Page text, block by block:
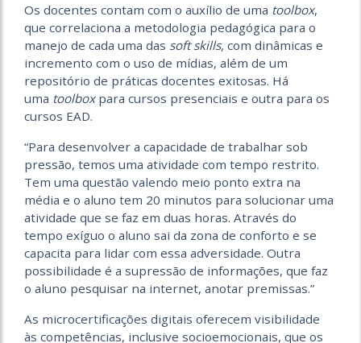
Os docentes contam com o auxílio de uma toolbox,
que correlaciona a metodologia pedagógica para o
manejo de cada uma das soft skills, com dinâmicas e
incremento com o uso de mídias, além de um
repositório de práticas docentes exitosas. Há
uma toolboxpara cursos presenciais e outra para os
cursos EAD.
“Para desenvolver a capacidade de trabalhar sob
pressão, temos uma atividade com tempo restrito.
Tem uma questão valendo meio ponto extra na
média e o aluno tem 20 minutos para solucionar uma
atividade que se faz em duas horas. Através do
tempo exíguo o aluno sai da zona de conforto e se
capacita para lidar com essa adversidade. Outra
possibilidade é a supressão de informações, que faz
o aluno pesquisar na internet, anotar premissas.”
As microcertificações digitais oferecem visibilidade
às competências, inclusive socioemocionais, que os